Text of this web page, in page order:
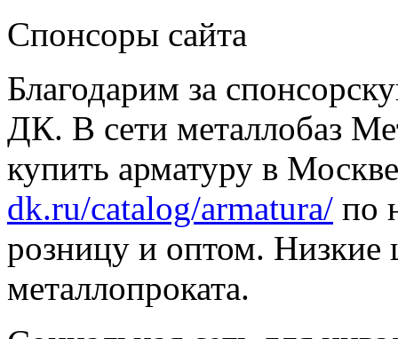
Спонсоры сайта
Благодарим за
ДК. В сети металлобаз
купить арматуру в
dk.ru/catalog/armatura/ по
розницу и оптом. Низкие
металлопроката.